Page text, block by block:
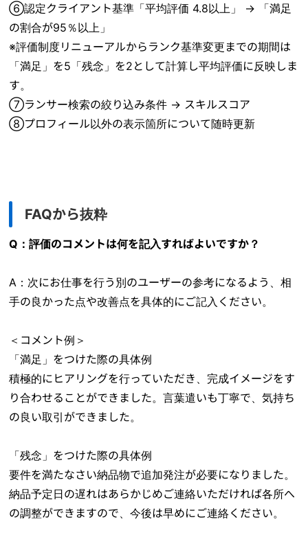
⑥認定クライアント基準「平均評価 4.8以上」 → 「満足
の割合が95％以上」
※評価制度リニューアルからランク基準変更までの期間は
「満足」を5「残念」を2として計算し平均評価に反映しま
す。
⑦ランサー検索の絞り込み条件 → スキルスコア
⑧プロフィール以外の表示箇所について随時更新
FAQから抜粋
Q：評価のコメントは何を記入すればよいですか？
A：次にお仕事を行う別のユーザーの参考になるよう、相
手の良かった点や改善点を具体的にご記入ください。
＜コメント例＞
「満足」をつけた際の具体例
積極的にヒアリングを行っていただき、完成イメージをす
り合わせることができました。言葉遣いも丁寧で、気持ち
の良い取引ができました。
「残念」をつけた際の具体例
要件を満たなさい納品物で追加発注が必要になりました。
納品予定日の遅れはあらかじめご連絡いただければ各所へ
の調整ができますので、今後は早めにご連絡ください。